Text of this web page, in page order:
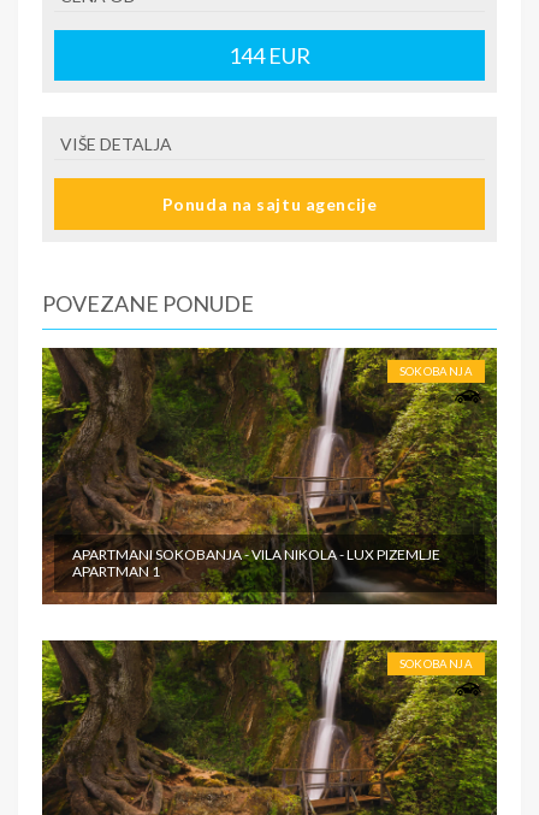
144EUR
VIŠE DETALJA
Ponuda na sajtu agencije
POVEZANE PONUDE
SOKOBANJA
APARTMANI SOKOBANJA - VILA NIKOLA - LUX PIZEMLJE
APARTMAN 1
SOKOBANJA